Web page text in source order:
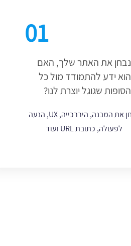
01
נבחן את האתר שלך, האם
הוא ידע להתמודד מול כל
הסופות שגוגל יוצרת לנו?
נבחן את המבנה, היררכייה, UX, הנעה
לפעולה, כתובת URL ועוד